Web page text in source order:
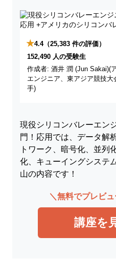
★4.4（25,383 件の評価）
152,490 人の受験生
作成者: 酒井 潤 (Jun Sakai)(
エンジニア、東アジア競技
手)
現役シリコンバレーエン
門！応用では、データ解
トワーク、暗号化、並列
化、キューイングシステ
山の内容です！
＼無料でプレビ
講座を